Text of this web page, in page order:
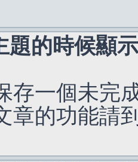
題的時候顯
存一個未完
章的功能請